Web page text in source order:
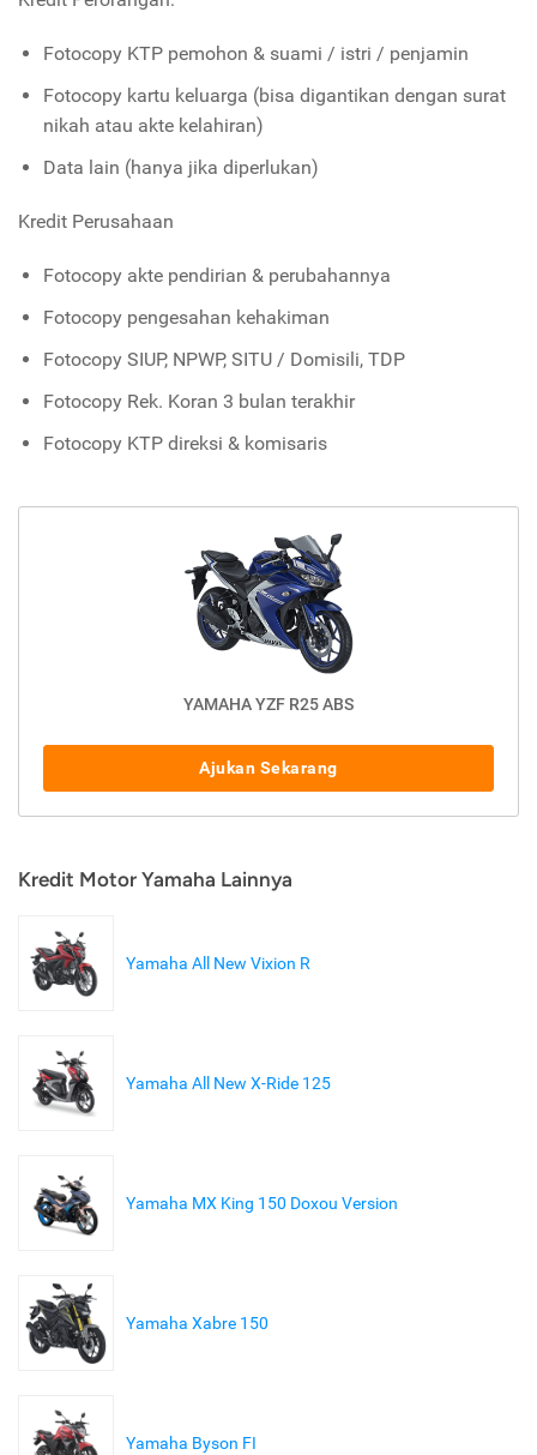
Fotocopy KTP pemohon & suami / istri / penjamin
Fotocopy kartu keluarga (bisa digantikan dengan surat
nikah atau akte kelahiran)
Data lain (hanya jika diperlukan)
Kredit Perusahaan
Fotocopy akte pendirian & perubahannya
Fotocopy pengesahan kehakiman
Fotocopy SIUP, NPWP, SITU / Domisili, TDP
Fotocopy Rek. Koran 3 bulan terakhir
Fotocopy KTP direksi & komisaris
YAMAHA YZF R25 ABS
Ajukan Sekarang
Kredit Motor Yamaha Lainnya
Yamaha All New Vixion R
Yamaha All New X-Ride 125
Yamaha MX King 150 Doxou Version
Yamaha Xabre 150
Yamaha Byson FI